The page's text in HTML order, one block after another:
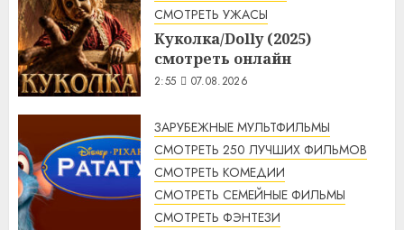
СМОТРЕТЬ УЖАСЫ
Куколка/Dolly (2025)
смотреть онлайн
2:55 07.08.2026
ЗАРУБЕЖНЫЕ МУЛЬТФИЛЬМЫ
СМОТРЕТЬ 250 ЛУЧШИХ ФИЛЬМОВ
СМОТРЕТЬ КОМЕДИИ
СМОТРЕТЬ СЕМЕЙНЫЕ ФИЛЬМЫ
СМОТРЕТЬ ФЭНТЕЗИ